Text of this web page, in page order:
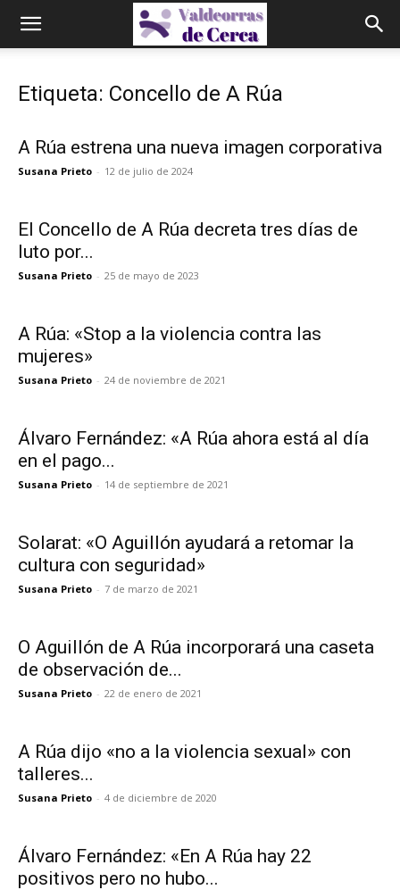
Etiqueta: Concello de A Rúa
A Rúa estrena una nueva imagen corporativa
Susana Prieto - 12 de julio de 2024
El Concello de A Rúa decreta tres días de
luto por...
Susana Prieto - 25 de mayo de 2023
A Rúa: «Stop a la violencia contra las
mujeres»
Susana Prieto - 24 de noviembre de 2021
Álvaro Fernández: «A Rúa ahora está al día
en el pago...
Susana Prieto - 14 de septiembre de 2021
Solarat: «O Aguillón ayudará a retomar la
cultura con seguridad»
Susana Prieto - 7 de marzo de 2021
O Aguillón de A Rúa incorporará una caseta
de observación de...
Susana Prieto - 22 de enero de 2021
A Rúa dijo «no a la violencia sexual» con
talleres...
Susana Prieto - 4 de diciembre de 2020
Álvaro Fernández: «En A Rúa hay 22
positivos pero no hubo...